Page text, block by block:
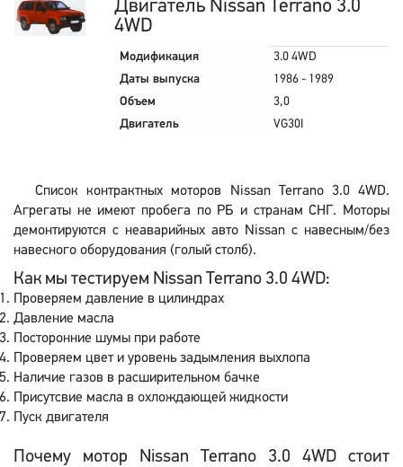
Двигатель Nissan Terrano 3.0
4WD
Модификация
3.0 4WD
Даты выпуска
1986 - 1989
Объем
3,0
Двигатель
VG30I
Список контрактных моторов Nissan Terrano 3.0 4WD.
Агрегаты не имеют пробега по РБ и странам СНГ. Моторы
демонтируются с неаварийных авто Nissan с навесным/без
навесного оборудования (голый столб).
Как мы тестируем Nissan Terrano 3.0 4WD:
Проверяем давление в цилиндрах
Давление масла
Посторонние шумы при работе
Проверяем цвет и уровень задымления выхлопа
Наличие газов в расширительном бачке
Присутсвие масла в охлождающей жидкости
Пуск двигателя
Почему мотор Nissan Terrano 3.0 4WD стоит